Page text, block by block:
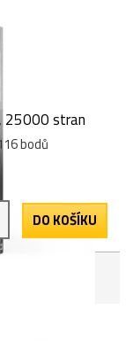
25000 stran
bodů
DO KOŠÍKU